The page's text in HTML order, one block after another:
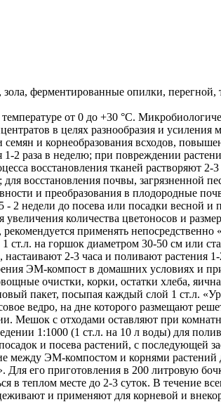
ферментированные опилки,
от 0 до +30 °С.
в целях разнообразия и
и корнеобразования всходов,
2 раза в неделю; при повреждении
восстановления тканей растворяют
для восстановления почвы,
и преобразования в плодородные
- 2 недели до посева или посадки весной
количества цветоносов и
применять
ст.л. на горшок диаметром 30-50 см или
2-3 часа и поливают
ЭМ-компост в домашних условиях и
очистки, корки, остатки хлеба,
пакет, посыпая каждый слой 1 ст.л.
ведро, на дне которого размещают
Мешок с отходами оставляют при
1:1000 (1 ст.л. на 10 л воды) для
и посева растений, с
между ЭМ-компостом и корнями
Для его приготовления в 200 литровую
в теплом месте до 2-3 суток. В течение
и применяют для корневой и